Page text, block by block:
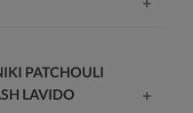
PATCHOULI
LAVIDO